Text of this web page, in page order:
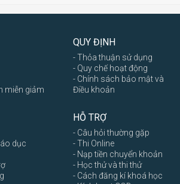
miễn giảm
dục
QUY ĐỊNH
- Thỏa thuận sử dụng
- Quy chế hoạt động
- Chính sách bảo mật và
Điều khoản
HỖ TRỢ
- Câu hỏi thường gặp
- Thi Online
- Nạp tiền chuyển khoản
- Học thử và thi thử
- Cách đăng kí khoá học